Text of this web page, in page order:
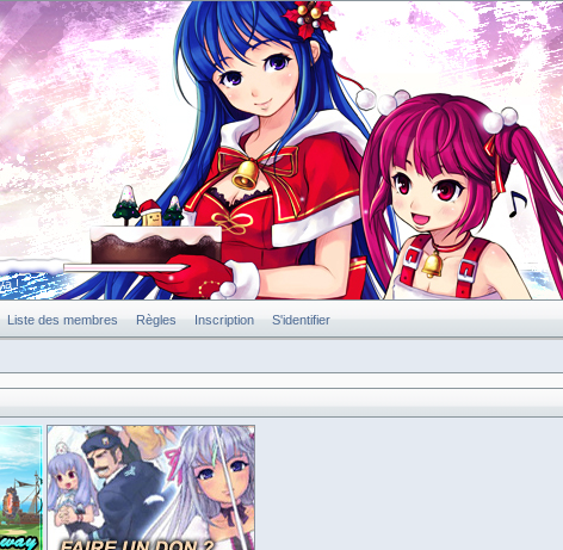
!
Liste des membres Règles Inscription S'identifier